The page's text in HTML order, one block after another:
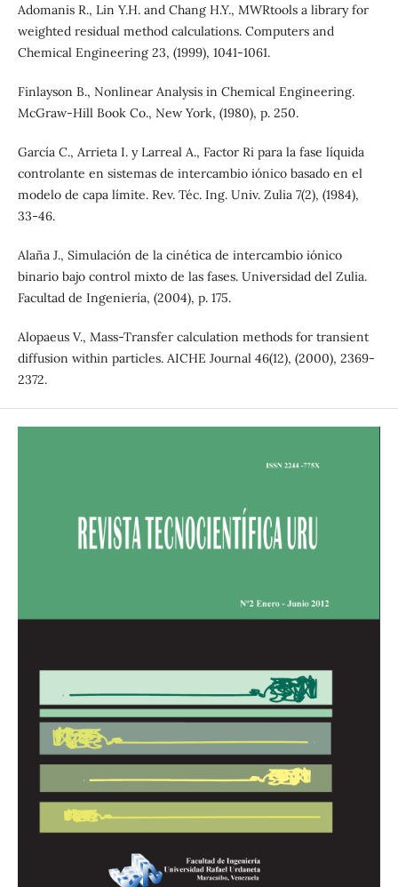
Adomanis R., Lin Y.H. and Chang H.Y., MWRtools a library for
weighted residual method calculations. Computers and
Chemical Engineering 23, (1999), 1041-1061.
Finlayson B., Nonlinear Analysis in Chemical Engineering.
McGraw-Hill Book Co., New York, (1980), p. 250.
García C., Arrieta I. y Larreal A., Factor Ri para la fase líquida
controlante en sistemas de intercambio iónico basado en el
modelo de capa límite. Rev. Téc. Ing. Univ. Zulia 7(2), (1984),
33-46.
Alaña J., Simulación de la cinética de intercambio iónico
binario bajo control mixto de las fases. Universidad del Zulia.
Facultad de Ingeniería, (2004), p. 175.
Alopaeus V., Mass-Transfer calculation methods for transient
diffusion within particles. AICHE Journal 46(12), (2000), 2369-
2372.